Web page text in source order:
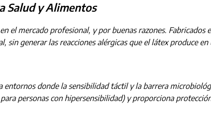
Salud y Alimentos
el mercado profesional, y por buenas razones.
sin generar las reacciones alérgicas que el látex produce
entornos donde la sensibilidad táctil y la barrera
personas con hipersensibilidad) y proporciona